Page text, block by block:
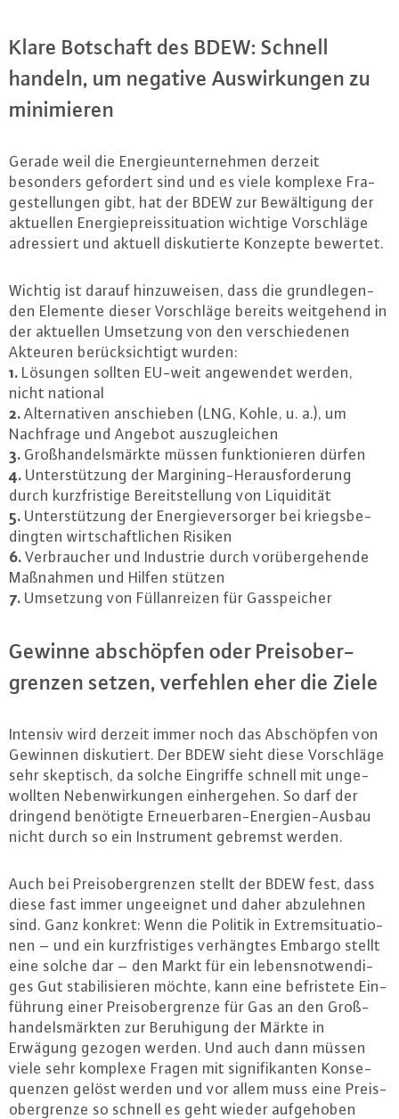
Klare Botschaft des BDEW: Schnell
handeln, um negative Aus­wir­kun­gen zu
mi­ni­mie­ren
Gerade weil die En­er­gie­un­ter­neh­men derzeit
besonders gefordert sind und es viele komplexe Fra­
ge­stel­lun­gen gibt, hat der BDEW zur Be­wäl­ti­gung der
aktuellen En­er­gie­preis­si­tua­ti­on wichtige Vor­schlä­ge
adres­siert und aktuell dis­ku­tier­te Konzepte bewertet.
Wichtig ist darauf hin­zu­wei­sen, dass die grund­le­gen­
den Elemente dieser Vor­schlä­ge bereits weit­ge­hend in
der aktuellen Umsetzung von den ver­schie­de­nen
Akteuren be­rück­sich­tigt wurden:
1. Lösungen sollten EU-weit an­ge­wen­det werden,
nicht national
2. Al­ter­na­ti­ven an­schie­ben (LNG, Kohle, u. a.), um
Nachfrage und Angebot aus­zu­glei­chen
3. Groß­han­dels­märk­te müssen funk­tio­nie­ren dürfen
4. Un­ter­stüt­zung der Mar­gi­ning-Her­aus­for­de­rung
durch kurz­fris­ti­ge Be­reit­stel­lung von Li­qui­di­tät
5. Un­ter­stüt­zung der En­er­gie­ver­sor­ger bei kriegs­be­
ding­ten wirt­schaft­li­chen Risiken
6. Ver­brau­cher und Industrie durch vor­über­ge­hen­de
Maßnahmen und Hilfen stützen
7. Umsetzung von Füll­an­rei­zen für Gas­spei­cher
Gewinne ab­schöp­fen oder Preis­ober­
gren­zen setzen, verfehlen eher die Ziele
Intensiv wird derzeit immer noch das Ab­schöp­fen von
Gewinnen dis­ku­tiert. Der BDEW sieht diese Vor­schlä­ge
sehr skeptisch, da solche Eingriffe schnell mit un­ge­
woll­ten Ne­ben­wir­kun­gen ein­her­ge­hen. So darf der
dringend benötigte Er­neu­er­ba­ren-En­er­gi­en-Aus­bau
nicht durch so ein In­stru­ment gebremst werden.
Auch bei Preis­ober­gren­zen stellt der BDEW fest, dass
diese fast immer un­ge­eig­net und daher ab­zu­leh­nen
sind. Ganz konkret: Wenn die Politik in Ex­trem­si­tua­tio­
nen – und ein kurz­fris­ti­ges ver­häng­tes Embargo stellt
eine solche dar – den Markt für ein le­bens­not­wen­di­
ges Gut sta­bi­li­sie­ren möchte, kann eine be­fris­te­te Ein­
füh­rung einer Preis­ober­gren­ze für Gas an den Groß­
han­dels­märk­ten zur Be­ru­hi­gung der Märkte in
Erwägung gezogen werden. Und auch dann müssen
viele sehr komplexe Fragen mit si­gni­fi­kan­ten Kon­se­
quen­zen gelöst werden und vor allem muss eine Preis­
ober­gren­ze so schnell es geht wieder auf­ge­ho­ben